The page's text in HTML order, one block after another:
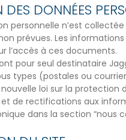
DONNÉES
personnelle n’est
prévues. Les
l’accès à ces documents.
pour seul destinataire
types (postales ou
loi sur la protection
et de rectifications aux
dans la section “nous